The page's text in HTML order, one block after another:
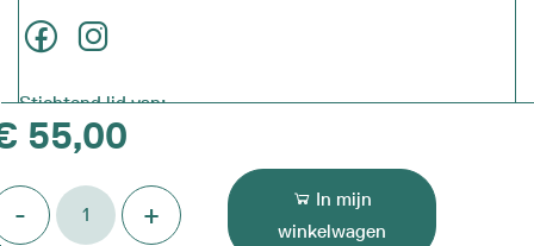
55,00
- +
In mijn
winkelwagen
Stichtend lid van: